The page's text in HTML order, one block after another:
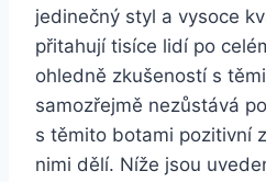
jedinečný styl⁢ a vysoce
‍přitahují tisíce ⁣lidí ⁢po
ohledně zkušeností⁣ s
samozřejmě nezůstává
‍s těmito botami ⁤pozitivní
nimi‌ dělí. Níže jsou